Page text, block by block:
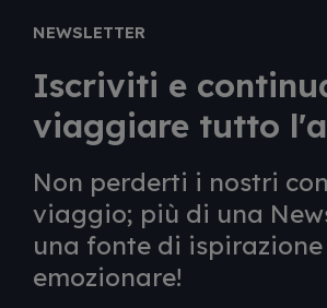
NEWSLETTER
Iscriviti e
viaggiare tutto
Non perderti i nostri
viaggio; più di una
una fonte di
emozionare!